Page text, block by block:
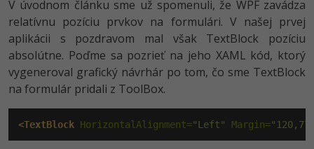
Umelá inteligencia -10%
Pre deti
Viac
Fórum
V úvodnom článku sme už spomenuli, že WPF zavádza
relatívnu pozíciu prvkov na formulári. V našej prvej
aplikácii s pozdravom mal však TextBlock pozíciu
absolútne. Poďme sa pozrieť na jeho XAML kód, ktorý
vygeneroval grafický návrhár po tom, čo sme TextBlock
na formulár pridali z ToolBox.
<TextBlock HorizontalAlignment="Left" Margin=